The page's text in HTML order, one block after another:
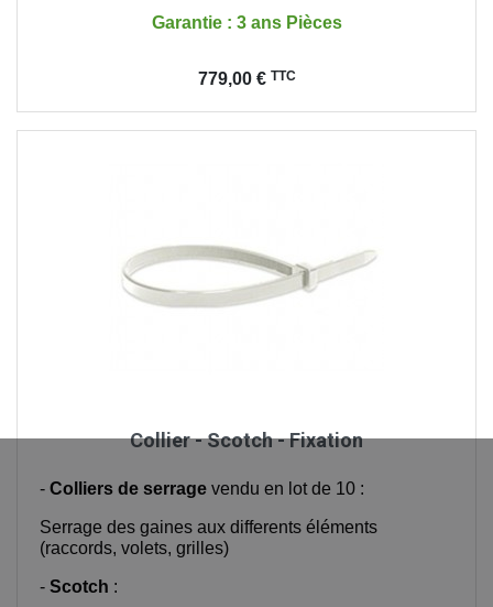
Garantie : 3 ans Pièces
779,00 € TTC
Collier - Scotch - Fixation
- Colliers de serrage vendu en lot de 10 :
Serrage des gaines aux differents éléments
(raccords, volets, grilles)
- Scotch :